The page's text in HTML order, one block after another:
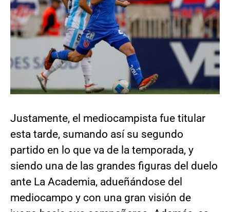
Justamente, el mediocampista fue titular
esta tarde, sumando así su segundo
partido en lo que va de la temporada, y
siendo una de las grandes figuras del duelo
ante La Academia, adueñándose del
mediocampo y con una gran visión de